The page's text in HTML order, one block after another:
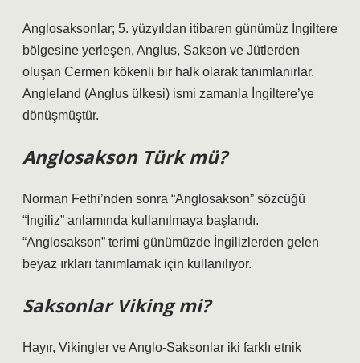
Anglosaksonlar; 5. yüzyıldan itibaren günümüz İngiltere
bölgesine yerleşen, Anglus, Sakson ve Jütlerden
oluşan Cermen kökenli bir halk olarak tanımlanırlar.
Angleland (Anglus ülkesi) ismi zamanla İngiltere’ye
dönüşmüştür.
Anglosakson Türk mü?
Norman Fethi’nden sonra “Anglosakson” sözcüğü
“İngiliz” anlamında kullanılmaya başlandı.
“Anglosakson” terimi günümüzde İngilizlerden gelen
beyaz ırkları tanımlamak için kullanılıyor.
Saksonlar Viking mi?
Hayır, Vikingler ve Anglo-Saksonlar iki farklı etnik